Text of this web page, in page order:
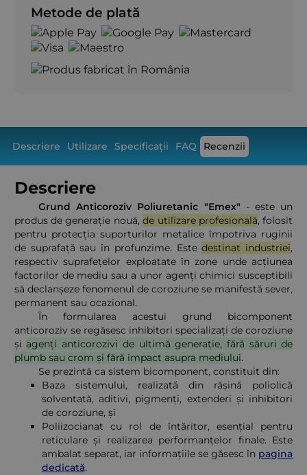
Metode de plată
Descriere Utilizare Specificații FAQ Recenzii
Descriere
Grund Anticoroziv Poliuretanic "Emex" - este un
produs de generație nouă,de utilizare profesională, folosit
pentru protecția suporturilor metalice împotriva ruginii
de suprafață sau în profunzime. Estedestinat industriei,
respectiv suprafețelor exploatate în zone unde acțiunea
factorilor de mediu sau a unor agenți chimici susceptibili
să declanșeze fenomenul de coroziune se manifestă sever,
permanent sau ocazional.
În formularea acestuigrund bicomponent
anticorozivse regăsesc inhibitori specializați de coroziune
și agenți anticorozivi de ultimă generație, fără săruri de
plumb sau crom și fără impact asupra mediului.
Se prezintă ca sistem bicomponent, constituit din:
Baza sistemului, realizată din rășină poliolică
solventată, aditivi, pigmenți, extenderi și inhibitori
de coroziune, și
Poliizocianat cu rol de întăritor, esențial pentru
reticulare și realizarea performanțelor finale. Este
ambalat separat, iar informațiile se găsesc în pagina
dedicată.